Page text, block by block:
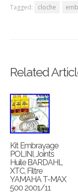
Tagged: cloche
Related
Kit Embrayage
POLINI, Joints
Huile BARDAHL
XTC, Filtre
YAMAHA T-MAX
500 2001/11